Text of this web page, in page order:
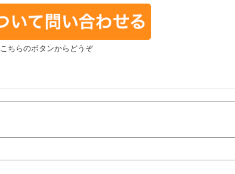
ちらのボタンからどうぞ